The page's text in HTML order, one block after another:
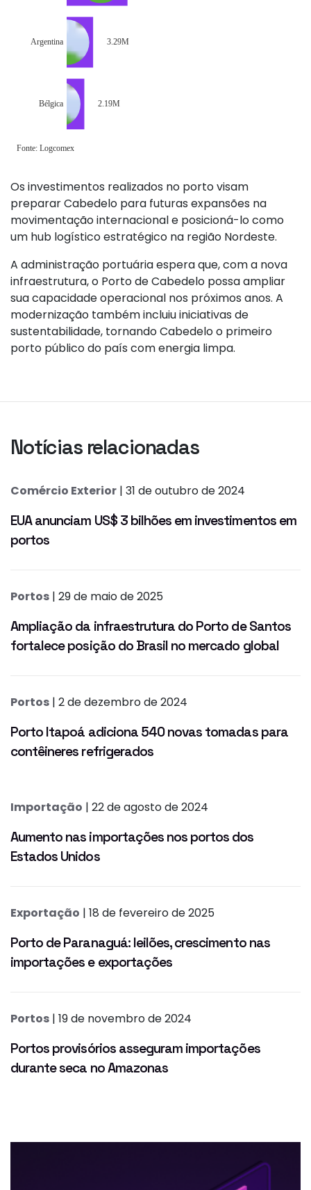
Os investimentos realizados no porto visam
preparar Cabedelo para futuras expansões na
movimentação internacional e posicioná-lo como
um hub logístico estratégico na região Nordeste.
A administração portuária espera que, com a nova
infraestrutura, o Porto de Cabedelo possa ampliar
sua capacidade operacional nos próximos anos. A
modernização também incluiu iniciativas de
sustentabilidade, tornando Cabedelo o primeiro
porto público do país com energia limpa.
Notícias relacionadas
Comércio Exterior | 31 de outubro de 2024
EUA anunciam US$ 3 bilhões em investimentos em
portos
Portos | 29 de maio de 2025
Ampliação da infraestrutura do Porto de Santos
fortalece posição do Brasil no mercado global
Portos | 2 de dezembro de 2024
Porto Itapoá adiciona 540 novas tomadas para
contêineres refrigerados
Importação | 22 de agosto de 2024
Aumento nas importações nos portos dos
Estados Unidos
Exportação | 18 de fevereiro de 2025
Porto de Paranaguá: leilões, crescimento nas
importações e exportações
Portos | 19 de novembro de 2024
Portos provisórios asseguram importações
durante seca no Amazonas